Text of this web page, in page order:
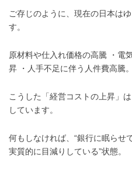
ご存じのように、現在の日本は
す。
原材料や仕入れ価格の高騰 ・電
昇 ・人手不足に伴う人件費高騰。
こうした「経営コストの上昇」
しています。
何もしなければ、“銀行に眠らせ
実質的に目減りしている”状態。